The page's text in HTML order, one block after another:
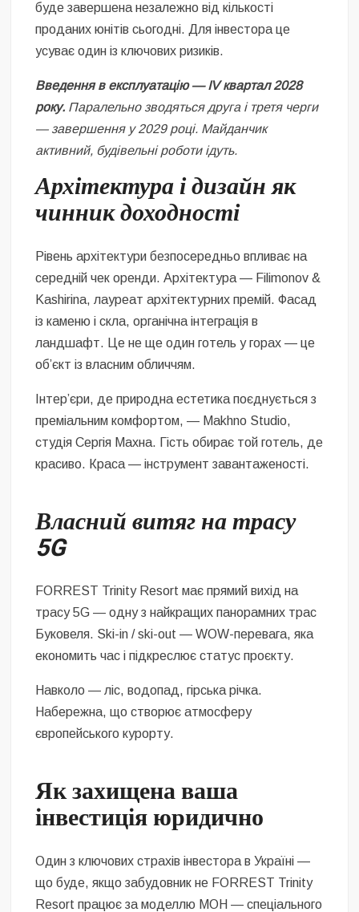
буде завершена незалежно від кількості
проданих юнітів сьогодні. Для інвестора це
усуває один із ключових ризиків.
Введення в експлуатацію — IV квартал 2028
року. Паралельно зводяться друга і третя черги
— завершення у 2029 році. Майданчик
активний, будівельні роботи ідуть.
Архітектура і дизайн як
чинник доходності
Рівень архітектури безпосередньо впливає на
середній чек оренди. Архітектура — Filimonov &
Kashirina, лауреат архітектурних премій. Фасад
із каменю і скла, органічна інтеграція в
ландшафт. Це не ще один готель у горах — це
об’єкт із власним обличчям.
Інтер’єри, де природна естетика поєднується з
преміальним комфортом, — Makhno Studio,
студія Сергія Махна. Гість обирає той готель, де
красиво. Краса — інструмент завантаженості.
Власний витяг на трасу
5G
FORREST Trinity Resort має прямий вихід на
трасу 5G — одну з найкращих панорамних трас
Буковеля. Ski-in / ski-out — WOW-перевага, яка
економить час і підкреслює статус проєкту.
Навколо — ліс, водопад, гірська річка.
Набережна, що створює атмосферу
європейського курорту.
Як захищена ваша
інвестиція юридично
Один з ключових страхів інвестора в Україні —
що буде, якщо забудовник не FORREST Trinity
Resort працює за моделлю МОН — спеціального